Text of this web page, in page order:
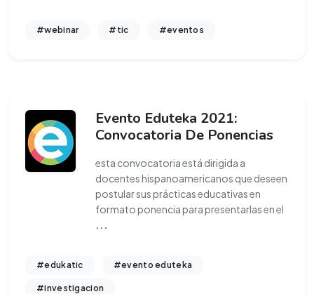
#webinar #tic #eventos
Evento Eduteka 2021:
Convocatoria De Ponencias
esta convocatoria está dirigida a
docentes hispanoamericanos que deseen
postular sus prácticas educativas en
formato ponencia para presentarlas en el
...
#edukatic #evento eduteka
#investigacion